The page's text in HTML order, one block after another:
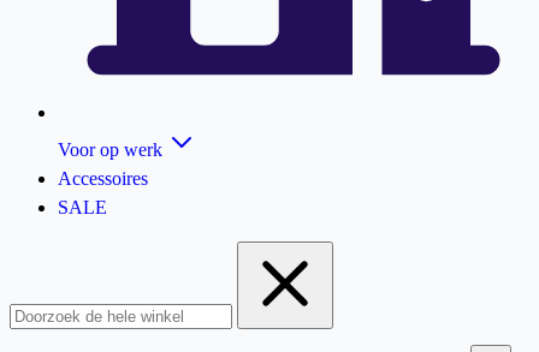
Voor op werk
Accessoires
SALE